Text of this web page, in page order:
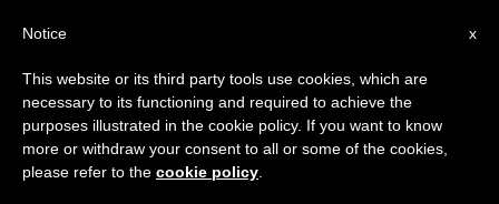
×
Aviso importante
Del 27 de julio al 7 de agosto haremos la pausa
anual, aprovechando que en el periodo de verano
se generan menos informaciones y también el
x
Notice
This website or its third party tools use cookies, which are
necessary to its functioning and required to achieve the
purposes illustrated in the cookie policy. If you want to know
more or withdraw your consent to all or some of the cookies,
please refer to the cookie policy